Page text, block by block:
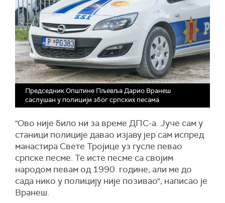
Председник Општине Пљевља Дарио Вранеш
саслушан у полицији због српских песама
"Ово није било ни за време ДПС-а. Јуче сам у
станици полиције давао изјаву јер сам испред
манастира Свете Тројице уз гусле певао
српске песме. Те исте песме са својим
народом певам од 1990. године, али ме до
сада нико у полицију није позивао", написао је
Вранеш.